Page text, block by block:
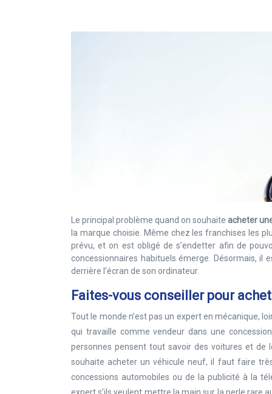
Le principal problème quand on souhaite acheter
la marque choisie. Même chez les franchises les
prévu, et on est obligé de s’endetter afin de
concessionnaires habituels émerge. Désormais,
derrière l’écran de son ordinateur.
Faites-vous conseiller pour
Tout le monde n’est pas un expert en mécanique,
qui travaille comme vendeur dans une
personnes pensent tout savoir des voitures et
souhaite acheter un véhicule neuf, il faut faire
concessions automobiles ou de la publicité à la